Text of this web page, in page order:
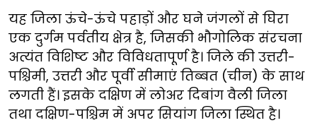
यह जिला ऊंचे-ऊंचे पहाड़ों और घने जंगलों से घिरा
एक दुर्गम पर्वतीय क्षेत्र है, जिसकी भौगोलिक संरचना
अत्यंत विशिष्ट और विविधतापूर्ण है। जिले की उत्तरी-
पश्चिमी, उत्तरी और पूर्वी सीमाएं तिब्बत (चीन) के साथ
लगती हैं। इसके दक्षिण में लोअर दिबांग वैली जिला
तथा दक्षिण-पश्चिम में अपर सियांग जिला स्थित है।